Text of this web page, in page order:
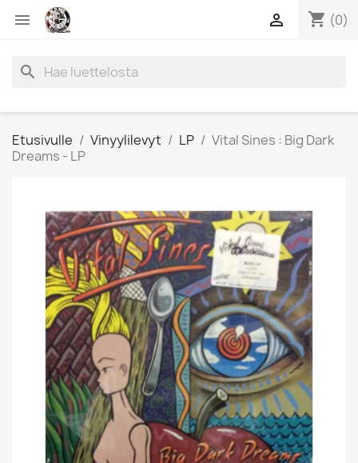
 shopping_cart (0)

search
Etusivulle Vinyylilevyt LP
Vital Sines : Big Dark
Dreams - LP